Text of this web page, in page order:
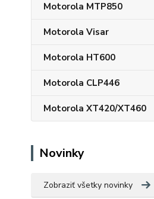
Motorola MTP850
Motorola Visar
Motorola HT600
Motorola CLP446
Motorola XT420/XT460
Novinky
Zobraziť všetky novinky